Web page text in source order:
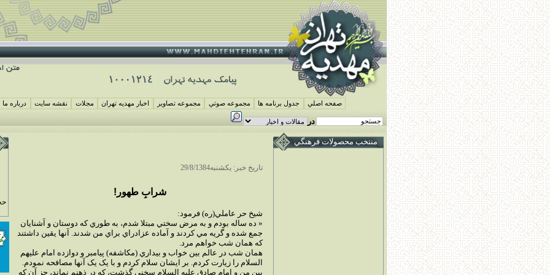
درباره ما نقشه سايت مجلات اخبار مهديه تهران مجموعه تصاوير مجموعه صوتي جدول برنامه ها صفحه اصلي
در
منتخب محصولات فرهنگي
تاريخ خبر: يکشنبه29/8/1384
شرابِ طهور!
شيخ حر عاملي(ره) فرمود:
« ده ساله بودم و به مرض سختي مبتلا شدم، به طوري که دوستان و آشنايان
جمع شده و گريه مي کردند و آماده عزادراي براي من شدند. آنها يقين داشتند
که همان شب خواهم مرد.
همان شب در عالم بين خواب و بيداري (مکاشفه) پيامبر و دوازده امام عليهم
السلام را زيارت کردم. بر ايشان سلام کردم و با يک يک آنها مصافحه نمودم.
بين من و امام صادق عليه السلام سخني گذشت، که در ذهنم نماند، جز آن که